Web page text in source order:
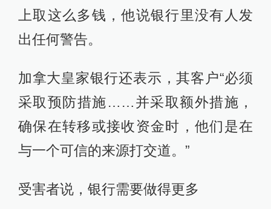
上取这么多钱，他说银行里没有人发
出任何警告。
加拿大皇家银行还表示，其客户“必须
采取预防措施……并采取额外措施，
确保在转移或接收资金时，他们是在
与一个可信的来源打交道。”
受害者说，银行需要做得更多